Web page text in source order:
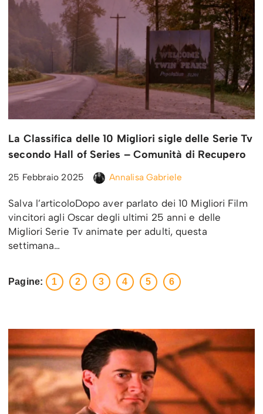
La Classifica delle 10 Migliori sigle delle Serie Tv
secondo Hall of Series – Comunità di Recupero
25 Febbraio 2025 Annalisa Gabriele
Salva l’articoloDopo aver parlato dei 10 Migliori Film
vincitori agli Oscar degli ultimi 25 anni e delle
Migliori Serie Tv animate per adulti, questa
settimana…
Pagine: 1 2 3 4 5 6